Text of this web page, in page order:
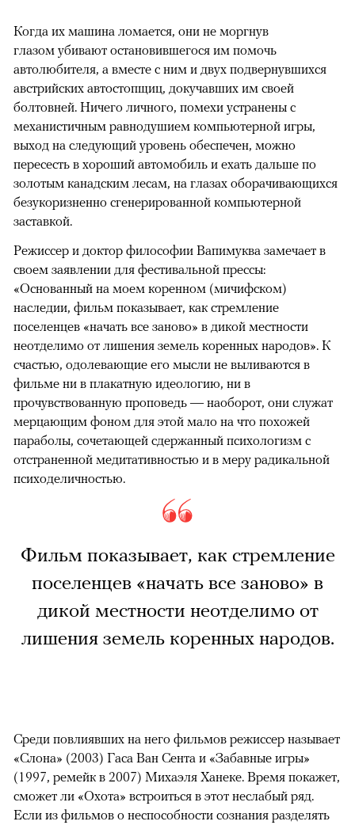
Когда их машина ломается, они не моргнув
глазом убивают остановившегося им помочь
автолюбителя, а вместе с ним и двух подвернувшихся
австрийских автостопщиц, докучавших им своей
болтовней. Ничего личного, помехи устранены с
механистичным равнодушием компьютерной игры,
выход на следующий уровень обеспечен, можно
пересесть в хороший автомобиль и ехать дальше по
золотым канадским лесам, на глазах оборачивающихся
безукоризненно сгенерированной компьютерной
заставкой.
Режиссер и доктор философии Вапимуква замечает в
своем заявлении для фестивальной прессы:
«Основанный на моем коренном (мичифском)
наследии, фильм показывает, как стремление
поселенцев «начать все заново» в дикой местности
неотделимо от лишения земель коренных народов». К
счастью, одолевающие его мысли не выливаются в
фильме ни в плакатную идеологию, ни в
прочувствованную проповедь — наоборот, они служат
мерцающим фоном для этой мало на что похожей
параболы, сочетающей сдержанный психологизм с
отстраненной медитативностью и в меру радикальной
психоделичностью.
Фильм показывает, как стремление
поселенцев «начать все заново» в
дикой местности неотделимо от
лишения земель коренных народов.
Среди повлиявших на него фильмов режиссер называет
«Слона» (2003) Гаса Ван Сента и «Забавные игры»
(1997, ремейк в 2007) Михаэля Ханеке. Время покажет,
сможет ли «Охота» встроиться в этот неслабый ряд.
Если из фильмов о неспособности сознания разделять